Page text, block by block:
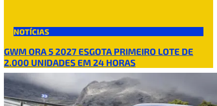
NOTÍCIAS
GWM ORA 5 2027 ESGOTA PRIMEIRO LOTE DE
2.000 UNIDADES EM 24 HORAS